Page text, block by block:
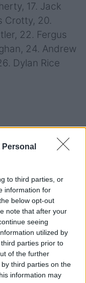
to third parties, or
information for
below opt-out
note that after your
seeing
utilized by
parties prior to
of the further
third parties on the
information may
17. Jack
Crotty, 20.
22. Fergus
24. Andrew
Dylan Rice
Riccardo Bonato
(IRE) 1/1;
liberi.
federale
impeccabile del